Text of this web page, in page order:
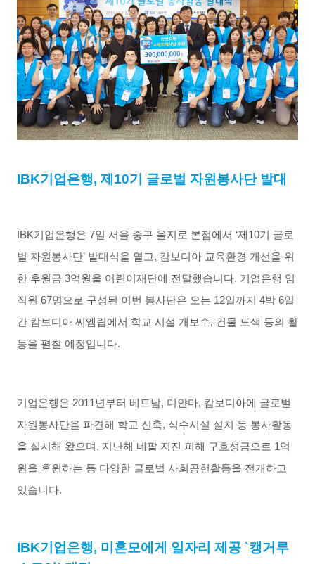
IBK기업은행, 제 10기 글로벌 자원봉사단 발대
IBK기업은행은 7일 서울 중구 을지로 본점에서 ‘제 10기 글로
벌 자원봉사단’ 발대식을 열고, 캄보디아 교육환경 개선을 위
한 후원금 3억원을 어린이재단에 전달했습니다. 기업은행 임
직원 67명으로 구성된 이번 봉사단은 오는 12일까지 4박 6일
간 캄보디아 씨엠립에서 학교 시설 개보수, 건물 도색 등의 활
동을 펼칠 예정입니다.
기업은행은 2011 년부터 베트남, 미얀마, 캄보디아에 글로벌
자원봉사단을 파견해 학교 신축, 식수시설 설치 등 봉사활동
을 실시해 왔으며 , 지난해 네팔 지진 피해 구호성금으로 1 억
원을 후원하는 등 다양한 글로벌 사회공헌활동을 전개하고
있습니다.
IBK기업은행, 미혼모에게 일자리 제공 `캥거루